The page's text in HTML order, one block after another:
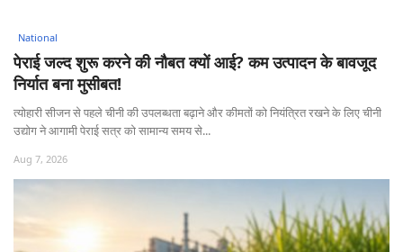
पेराई जल्द शुरू करने की नौबत क्यों आई? कम उत्पादन के बावजूद
निर्यात बना मुसीबत!
त्योहारी सीजन से पहले चीनी की उपलब्धता बढ़ाने और कीमतों को नियंत्रित रखने के लिए चीनी
उद्योग ने आगामी पेराई सत्र को सामान्य समय से...
Aug 7, 2026
National